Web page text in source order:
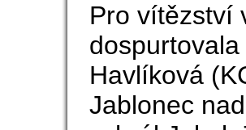
Pro vítězství
Havlíková
Jablonec